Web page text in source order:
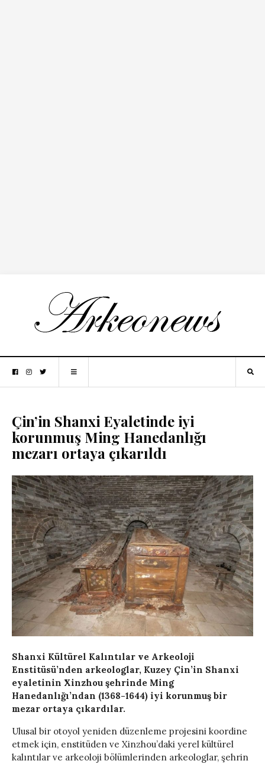
Çin’in Shanxi Eyaletinde iyi
korunmuş Ming Hanedanlığı
mezarı ortaya çıkarıldı
Shanxi Kültürel Kalıntılar ve Arkeoloji
Enstitüsü’nden arkeologlar, Kuzey Çin’in Shanxi
eyaletinin Xinzhou şehrinde Ming
Hanedanlığı’ndan (1368-1644) iyi korunmuş bir
mezar ortaya çıkardılar.
Ulusal bir otoyol yeniden düzenleme projesini koordine
etmek için, enstitüden ve Xinzhou’daki yerel kültürel
kalıntılar ve arkeoloji bölümlerinden arkeologlar, şehrin